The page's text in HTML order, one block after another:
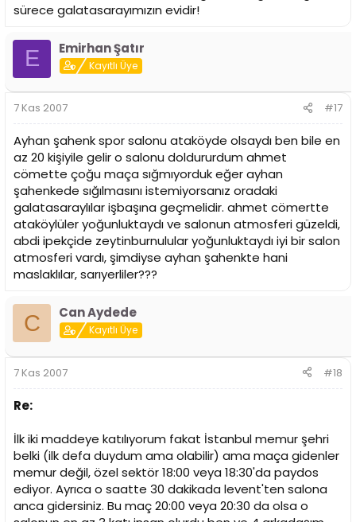
sürece galatasarayımızın evidir!
E Emirhan Şatır
Kayıtlı Üye
7 Kas 2007 #17
Ayhan şahenk spor salonu ataköyde olsaydı ben bile en
az 20 kişiyile gelir o salonu doldururdum ahmet
cömette çoğu maça sığmıyorduk eğer ayhan
şahenkede sığılmasını istemiyorsanız oradaki
galatasaraylılar işbaşına geçmelidir. ahmet cömertte
ataköylüler yoğunluktaydı ve salonun atmosferi güzeldi,
abdi ipekçide zeytinburnulular yoğunluktaydı iyi bir salon
atmosferi vardı, şimdiyse ayhan şahenkte hani
maslaklılar, sarıyerliler???
C Can Aydede
Kayıtlı Üye
7 Kas 2007 #18
Re:
İlk iki maddeye katılıyorum fakat İstanbul memur şehri
belki (ilk defa duydum ama olabilir) ama maça gidenler
memur değil, özel sektör 18:00 veya 18:30'da paydos
ediyor. Ayrıca o saatte 30 dakikada levent'ten salona
anca gidersiniz. Bu maç 20:00 veya 20:30 da olsa o